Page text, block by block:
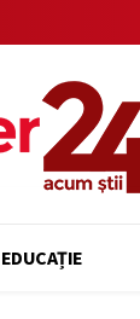
EDUCAȚIE